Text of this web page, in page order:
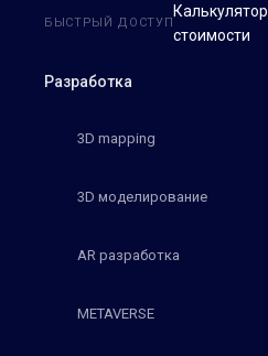
Разработка
3D mapping
3D моделирование
AR разработка
METAVERSE
БЫСТРЫЙ ДОСТУП
Калькулятор
стоимости